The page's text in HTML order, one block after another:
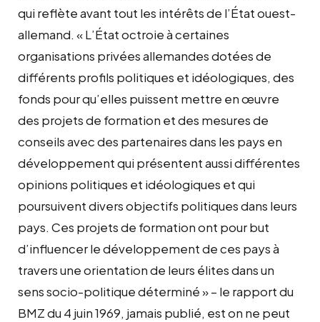
qui reflète avant tout les intérêts de l’État ouest-
allemand. « L’État octroie à certaines
organisations privées allemandes dotées de
différents profils politiques et idéologiques, des
fonds pour qu’elles puissent mettre en œuvre
des projets de formation et des mesures de
conseils avec des partenaires dans les pays en
développement qui présentent aussi différentes
opinions politiques et idéologiques et qui
poursuivent divers objectifs politiques dans leurs
pays. Ces projets de formation ont pour but
d’influencer le développement de ces pays à
travers une orientation de leurs élites dans un
sens socio-politique déterminé » – le rapport du
BMZ du 4 juin 1969, jamais publié, est on ne peut